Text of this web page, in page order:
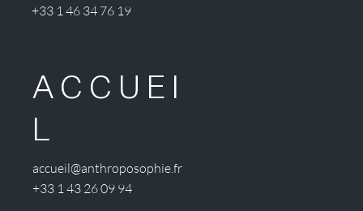
+33 1 46 34 76 19
ACCUEI
L
accueil@anthroposophie.fr
+33 1 43 26 09 94